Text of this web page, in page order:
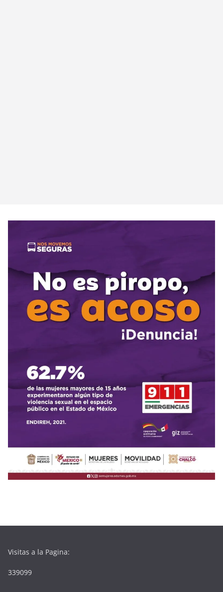
Visitas a la Pagina:
339099